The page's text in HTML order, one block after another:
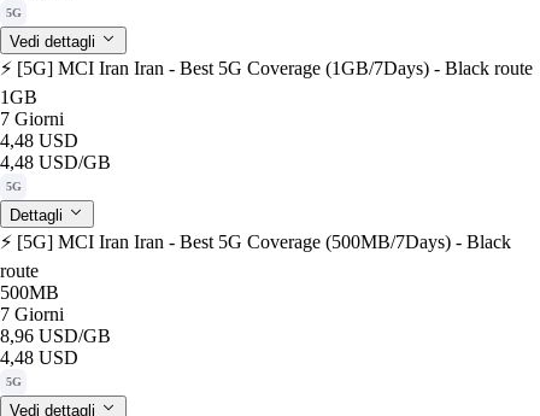
5G
Vedi dettagli
⚡️ [5G] MCI Iran Iran - Best 5G Coverage (1GB/7Days) - Black route
1GB
7 Giorni
4,48 USD
4,48 USD/GB
5G
Dettagli
⚡️ [5G] MCI Iran Iran - Best 5G Coverage (500MB/7Days) - Black
route
500MB
7 Giorni
8,96 USD/GB
4,48 USD
5G
Vedi dettagli